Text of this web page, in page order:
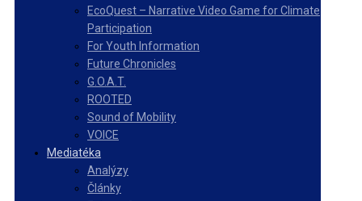
EcoQuest – Narrative Video Game for Climate
Participation
For Youth Information
Future Chronicles
G.O.A.T.
ROOTED
Sound of Mobility
VOICE
Mediatéka
Analýzy
Články